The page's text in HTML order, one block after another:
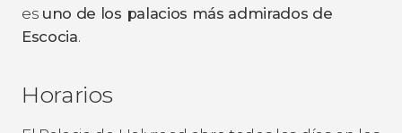
es uno de los palacios más admirados de
Escocia.
Horarios